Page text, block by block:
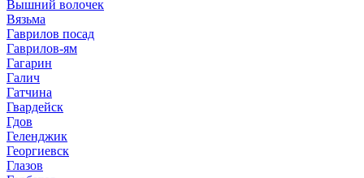
Вышний волочек
Вязьма
Гаврилов посад
Гаврилов-ям
Гагарин
Галич
Гатчина
Гвардейск
Гдов
Геленджик
Георгиевск
Глазов